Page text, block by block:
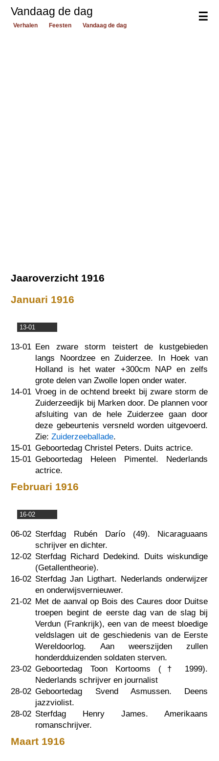
☰
Vandaag de dag
Verhalen Feesten Vandaag de dag
Jaaroverzicht 1916
Januari 1916
13-01
13-01 Een zware storm teistert de kustgebieden
langs Noordzee en Zuiderzee. In Hoek van
Holland is het water +300cm NAP en zelfs
grote delen van Zwolle lopen onder water.
14-01 Vroeg in de ochtend breekt bij zware storm de
Zuiderzeedijk bij Marken door. De plannen voor
afsluiting van de hele Zuiderzee gaan door
deze gebeurtenis versneld worden uitgevoerd.
Zie:Zuiderzeeballade.
15-01 Geboortedag Christel Peters. Duits actrice.
15-01 Geboortedag Heleen Pimentel. Nederlands
actrice.
Februari 1916
16-02
06-02 Sterfdag Rubén Darío (49). Nicaraguaans
schrijver en dichter.
12-02 Sterfdag Richard Dedekind. Duits wiskundige
(Getallentheorie).
16-02 Sterfdag Jan Ligthart. Nederlands onderwijzer
en onderwijsvernieuwer.
21-02 Met de aanval op Bois des Caures door Duitse
troepen begint de eerste dag van de slag bij
Verdun (Frankrijk), een van de meest bloedige
veldslagen uit de geschiedenis van de Eerste
Wereldoorlog. Aan weerszijden zullen
honderdduizenden soldaten sterven.
23-02 Geboortedag Toon Kortooms († 1999).
Nederlands schrijver en journalist
28-02 Geboortedag Svend Asmussen. Deens
jazzviolist.
28-02 Sterfdag Henry James. Amerikaans
romanschrijver.
Maart 1916